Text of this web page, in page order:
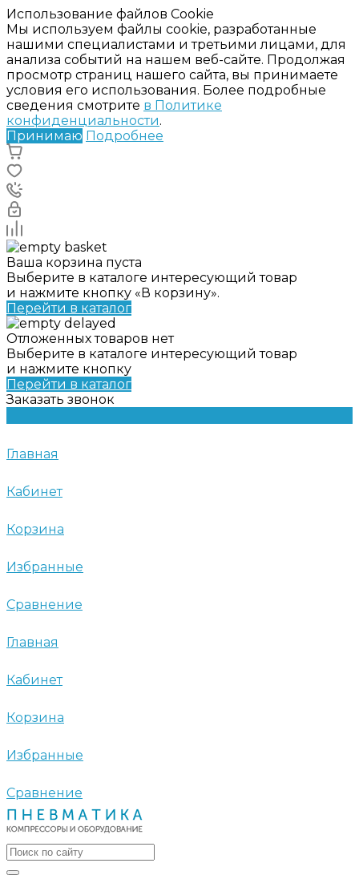
Использование файлов Cookie
Мы используем файлы cookie, разработанные
нашими специалистами и третьими лицами, для
анализа событий на нашем веб-сайте. Продолжая
просмотр страниц нашего сайта, вы принимаете
условия его использования. Более подробные
сведения смотрите в Политике
конфиденциальности.
Принимаю Подробнее
Ваша корзина пуста
Выберите в каталоге интересующий товар
и нажмите кнопку «В корзину».
Перейти в каталог
Отложенных товаров нет
Выберите в каталоге интересующий товар
и нажмите кнопку
Перейти в каталог
Заказать звонок
Главная
Кабинет
Корзина
Избранные
Сравнение
Главная
Кабинет
Корзина
Избранные
Сравнение